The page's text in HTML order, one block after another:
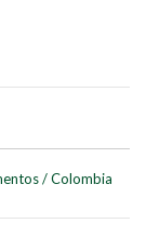
/Colombia